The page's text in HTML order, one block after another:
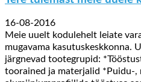
16-08-2016
Meie uuelt kodulehelt leiate
mugavama kasutuskeskkonna.
järgnevad tootegrupid:
toorained ja materjalid *Puidu-,